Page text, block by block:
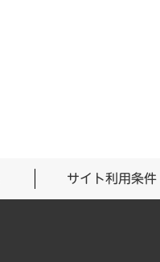
サイト利用条件